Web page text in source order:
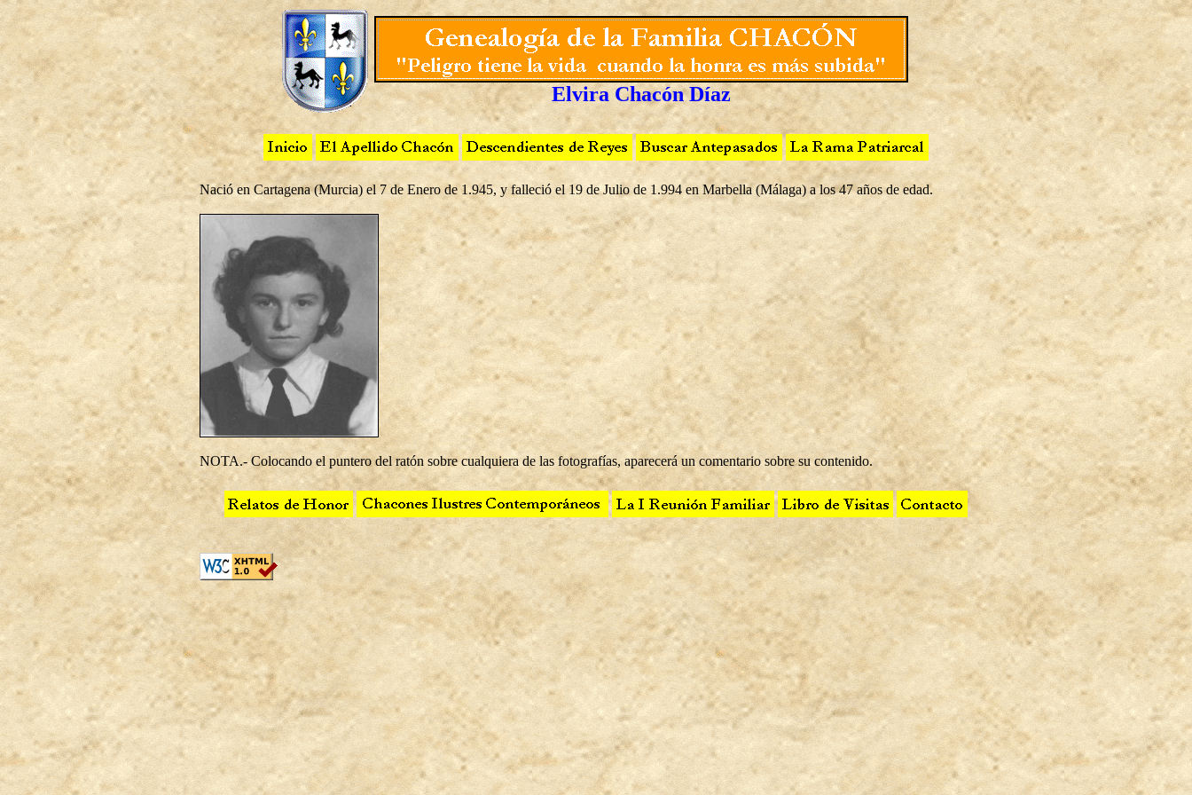
Elvira Chacón Díaz
Nació en Cartagena (Murcia) el 7 de Enero de 1.945, y falleció el 19 de Julio de 1.994 en Marbella (Málaga) a los 47 años de edad.
NOTA.- Colocando el puntero del ratón sobre cualquiera de las fotografías, aparecerá un comentario sobre su contenido.